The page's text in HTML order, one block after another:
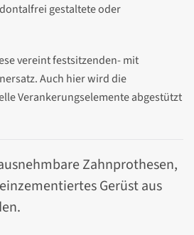
gestaltete oder
vereint festsitzenden- mit
Auch hier wird die
Verankerungselemente abgestützt
Zahnprothesen,
Gerüst aus